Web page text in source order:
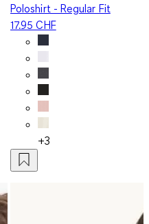
Poloshirt - Regular Fit
17.95 CHF
+3